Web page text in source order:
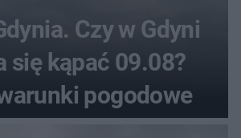
Czy w Gdyni
się kąpać 09.08?
pogodowe